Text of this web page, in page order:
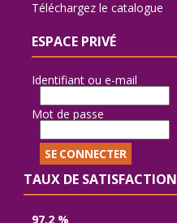
Téléchargez le catalogue
ESPACE PRIVÉ
Identifiant ou e-mail
Mot de passe
TAUX DE SATISFACTION
97,2 %